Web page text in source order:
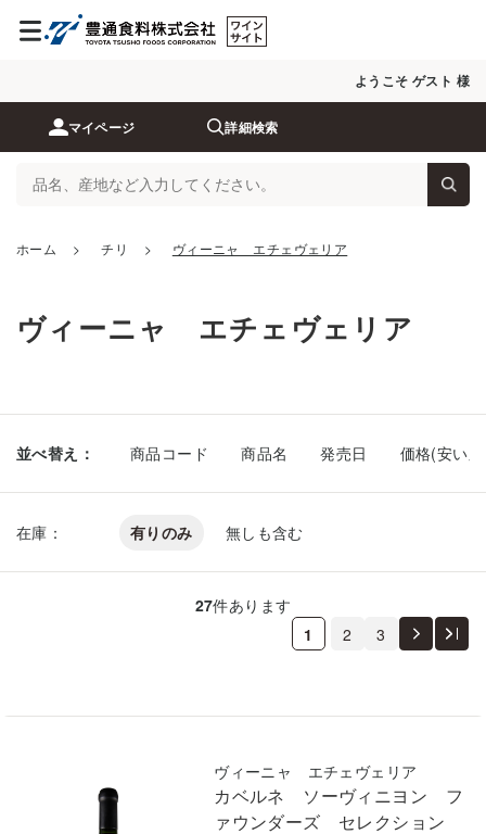
ようこそ ゲスト 様
マイページ 詳細検索
ホーム > チリ > ヴィーニャ エチェヴェリア
ヴィーニャ エチェヴェリア
並べ替え： 商品コード 商品名 発売日 価格(安い
在庫： 有りのみ 無しも含む
27件あります
1
2 3
ヴィーニャ エチェヴェリア
カベルネ ソーヴィニヨン フ
ァウンダーズ セレクション